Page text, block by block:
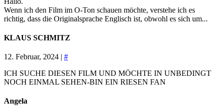
Wenn ich den Film im O-Ton schauen möchte, verstehe ich es
richtig, dass die Originalsprache Englisch ist, obwohl es sich um...
KLAUS SCHMITZ
12. Februar, 2024 | #
ICH SUCHE DIESEN FILM UND MÖCHTE IN UNBEDINGT
NOCH EINMAL SEHEN-BIN EIN RIESEN FAN
Angela